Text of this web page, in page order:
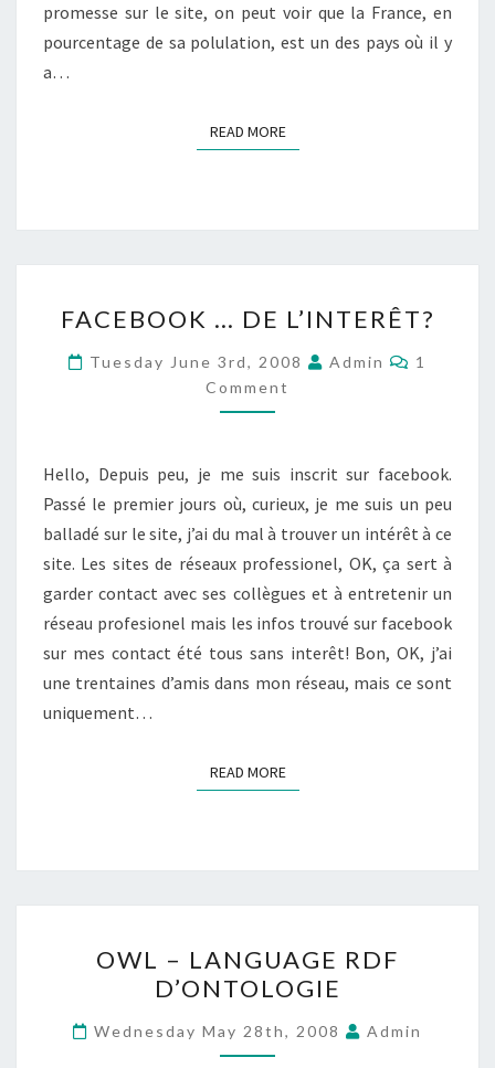
promesse sur le site, on peut voir que la France, en
pourcentage de sa polulation, est un des pays où il y
a…
READ MOREREAD MORE
…
DE
L’INTERÊT?
FACEBOOK … DE L’INTERÊT?
Tuesday June 3rd, 2008 Admin
1
Comment
Hello, Depuis peu, je me suis inscrit sur facebook.
Passé le premier jours où, curieux, je me suis un peu
balladé sur le site, j’ai du mal à trouver un intérêt à ce
site. Les sites de réseaux professionel, OK, ça sert à
garder contact avec ses collègues et à entretenir un
réseau profesionel mais les infos trouvé sur facebook
sur mes contact été tous sans interêt! Bon, OK, j’ai
une trentaines d’amis dans mon réseau, mais ce sont
uniquement…
READ MOREREAD MORE
–
LANGUAGE
RDF
D’ONTOLOGIE
OWL – LANGUAGE RDF
D’ONTOLOGIE
Wednesday May 28th, 2008 Admin